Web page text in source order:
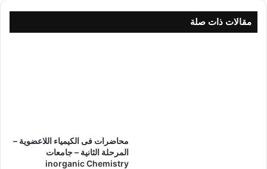
مقالات ذات صلة
محاضرات فى الكيمياء اللاعضوية –
المرحلة الثانية – جامعات
inorganic Chemistry